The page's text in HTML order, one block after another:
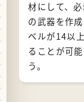
材にして、
の武器を作
ベルが14以
ることが可
う。